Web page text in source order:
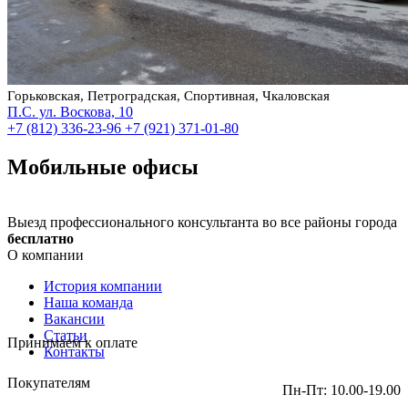
Горьковская, Петроградская, Спортивная, Чкаловская
П.С. ул. Воскова, 10
+7 (812) 336-23-96 +7 (921) 371-01-80
Мобильные офисы
Выезд профессионального консультанта во все районы города
бесплатно
О компании
История компании
Наша команда
Вакансии
Статьи
Контакты
Покупателям
Принимаем к оплате
Пн-Пт: 10.00-19.00